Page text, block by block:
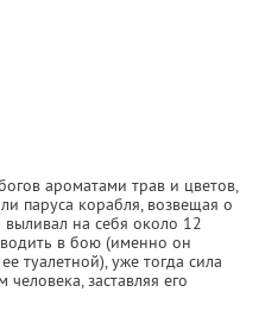
ароматами трав и цветов,
паруса корабля, возвещая о
на себя около 12
в бою (именно он
туалетной), уже тогда сила
заставляя его